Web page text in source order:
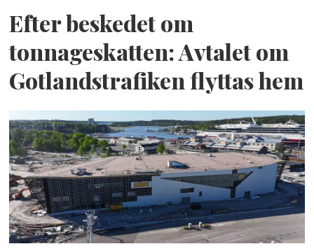
Efter beskedet om
tonnageskatten: Avtalet om
Gotlandstrafiken flyttas hem